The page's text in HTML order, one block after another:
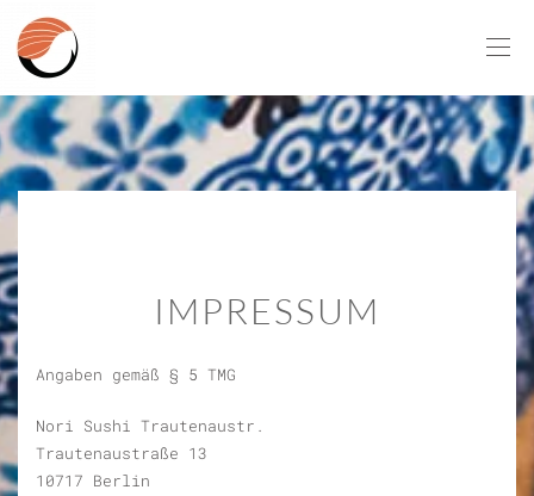
IMPRESSUM
Angaben gemäß § 5 TMG
Nori Sushi Trautenaustr.
Trautenaustraße 13
10717 Berlin